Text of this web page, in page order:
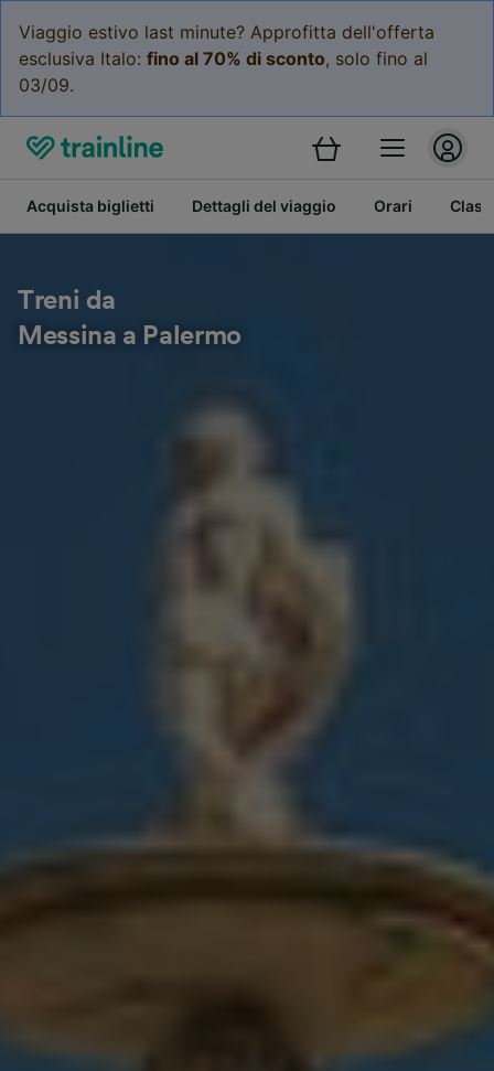
Viaggio estivo last minute? Approfitta dell'offerta
esclusiva Italo: fino al 70% di sconto, solo fino al
03/09.
Acquista biglietti Dettagli del viaggio Orari
Treni da
Messina a Palermo